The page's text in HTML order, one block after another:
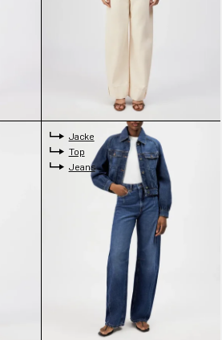
Jacke
Top
Jeans